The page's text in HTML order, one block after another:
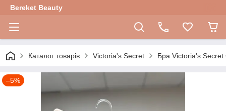
Bereket Beauty
Каталог товарів Victoria's Secret Бра Victoria's
–5%